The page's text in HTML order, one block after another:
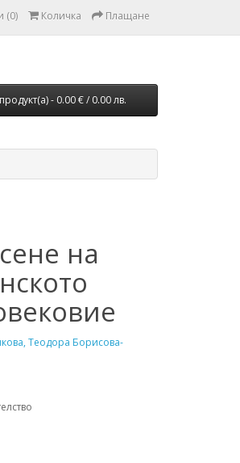
(0) Количка Плащане
- 0.00 € / 0.00 лв.
на
Теодора Борисова-